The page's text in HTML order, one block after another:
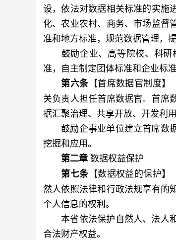
设，依法对数据相关标准的实施
化、农业农村、商务、市场监督
准和地方标准，规范数据管理，
鼓励企业、高等院校、科研
准，自主制定团体标准和企业标准
第六条【首席数据官制度】
关负责人担任首席数据官。首席
据汇聚治理、共享开放、开发利
鼓励企事业单位建立首席数据
挖掘和应用。
第二章数据权益保护
第七条【数据权益的保护】
然人依照法律和行政法规享有的
个人信息的权利。
本省依法保护自然人、法人和
合法财产权益。